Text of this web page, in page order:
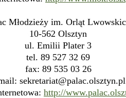
Młodzieży im. Orląt
10-562 Olsztyn
ul. Emilii Plater 3
tel. 89 527 32 69
fax: 89 535 03 26
sekretariat@palac.olsztyn.pl
http://